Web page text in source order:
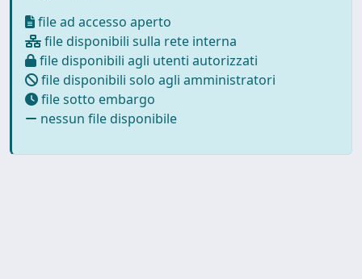
file ad accesso aperto
file disponibili sulla rete interna
file disponibili agli utenti autorizzati
file disponibili solo agli amministratori
file sotto embargo
nessun file disponibile